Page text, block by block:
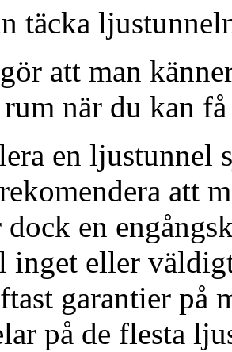
täcka
att man
när du kan
en ljustunnel
att
en
inget eller
garantier på
på de flesta